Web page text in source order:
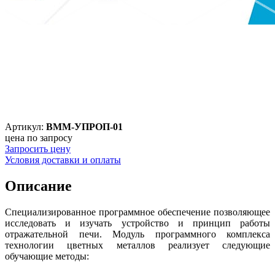
Артикул: ВММ-УПРОП-01
цена по запросу
Запросить цену
Условия доставки и оплаты
Описание
Специализированное программное обеспечение позволяющее
исследовать и изучать устройство и принцип работы
отражательной печи. Модуль программного комплекса
технологии цветных металлов реализует следующие
обучающие методы: